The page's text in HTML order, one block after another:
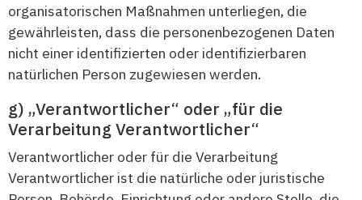
organisatorischen Maßnahmen unterliegen, die
gewährleisten, dass die personenbezogenen Daten
nicht einer identifizierten oder identifizierbaren
natürlichen Person zugewiesen werden.
„Verantwortlicher“ oder „für die
Verarbeitung Verantwortlicher“
Verantwortlicher oder für die Verarbeitung
Verantwortlicher ist die natürliche oder juristische